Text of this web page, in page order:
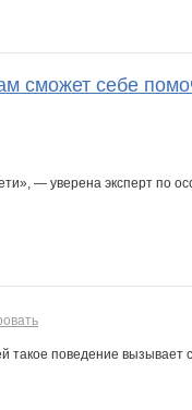
сможет себе
— уверена эксперт по
такое поведение вызывает